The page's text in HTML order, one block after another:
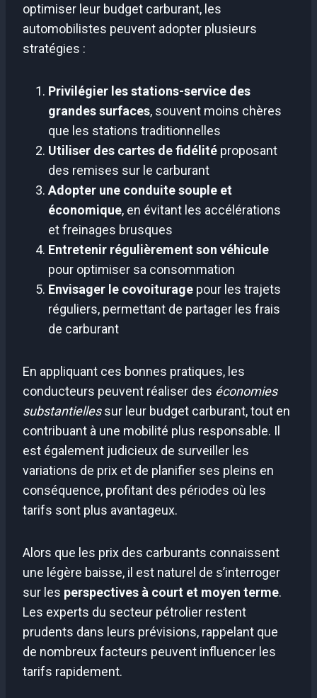
optimiser leur budget carburant, les
automobilistes peuvent adopter plusieurs
stratégies :
Privilégier les stations-service des
grandes surfaces, souvent moins chères
que les stations traditionnelles
Utiliser des cartes de fidélité proposant
des remises sur le carburant
Adopter une conduite souple et
économique, en évitant les accélérations
et freinages brusques
Entretenir régulièrement son véhicule
pour optimiser sa consommation
Envisager le covoiturage pour les trajets
réguliers, permettant de partager les frais
de carburant
En appliquant ces bonnes pratiques, les
conducteurs peuvent réaliser des économies
substantiellessur leur budget carburant, tout en
contribuant à une mobilité plus responsable. Il
est également judicieux de surveiller les
variations de prix et de planifier ses pleins en
conséquence, profitant des périodes où les
tarifs sont plus avantageux.
Alors que les prix des carburants connaissent
une légère baisse, il est naturel de s’interroger
sur les perspectives à court et moyen terme.
Les experts du secteur pétrolier restent
prudents dans leurs prévisions, rappelant que
de nombreux facteurs peuvent influencer les
tarifs rapidement.